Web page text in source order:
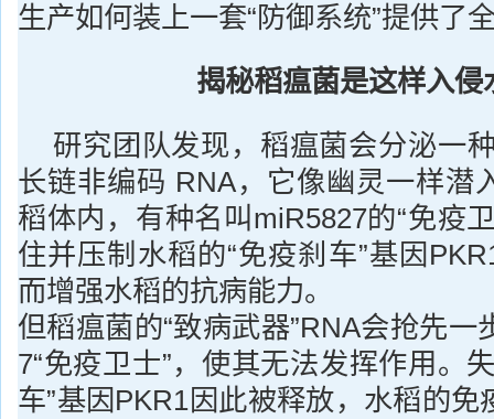
生产如何装上一套“防御系统”提供了
揭秘稻瘟菌是这样入侵
研究团队发现，稻瘟菌会分泌一
长链非编码 RNA，它像幽灵一样潜
稻体内，有种名叫miR5827的“免疫
住并压制水稻的“免疫刹车”基因
而增强水稻的抗病能力。
但稻瘟菌的“致病武器”RNA会抢先一
7“免疫卫士”，使其无法发挥作用。
车”基因PKR1因此被释放，水稻的免